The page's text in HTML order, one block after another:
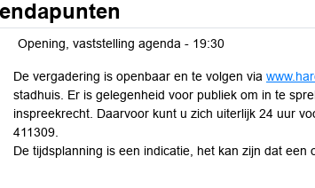
Opening, vaststelling agenda - 19:30
De vergadering is openbaar en te volgen via
stadhuis. Er is gelegenheid voor publiek om in te
inspreekrecht. Daarvoor kunt u zich uiterlijk 24 uur
411309.
De tijdsplanning is een indicatie, het kan zijn dat